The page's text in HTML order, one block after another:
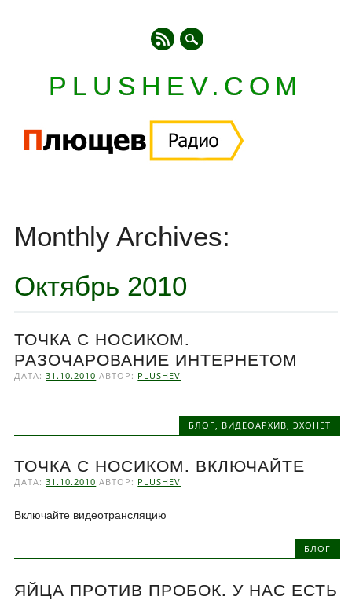
PLUSHEV.COM
content
Monthly Archives:
Октябрь 2010
ТОЧКА С НОСИКОМ.
РАЗОЧАРОВАНИЕ ИНТЕРНЕТОМ
ДАТА:31.10.2010 АВТОР: PLUSHEV
БЛОГ, ВИДЕОАРХИВ, ЭХОНЕТ
ТОЧКА С НОСИКОМ. ВКЛЮЧАЙТЕ
ДАТА:31.10.2010 АВТОР: PLUSHEV
Включайте видеотрансляцию
БЛОГ
ЯЙЦА ПРОТИВ ПРОБОК. У НАС ЕСТЬ